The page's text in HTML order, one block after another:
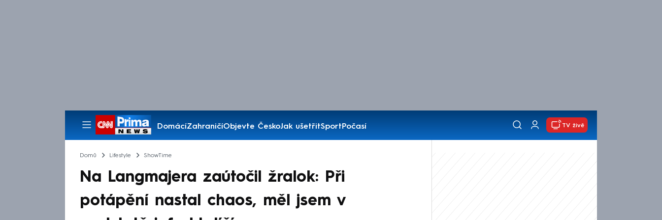
DomácíZahraničíObjevte ČeskoJak ušetřitSportPočasí
Pořady
TV živě
Domů Lifestyle ShowTime
Na Langmajera zaútočil žralok: Při
potápění nastal chaos, měl jsem v